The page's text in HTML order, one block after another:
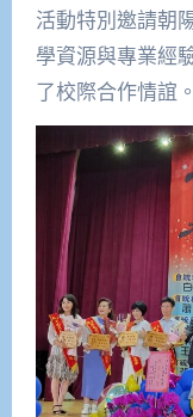
活動特別邀請朝
學資源與專業經
了校際合作情誼。